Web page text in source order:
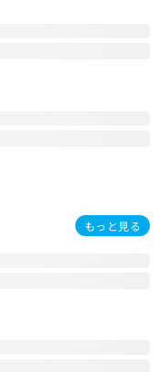
もっと見る